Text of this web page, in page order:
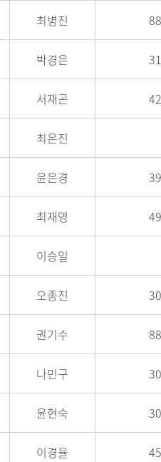
최병진
박경은
서재곤
최은진
윤은경
최재영
이승일
오종진
권기수
나민구
윤현숙
이경율